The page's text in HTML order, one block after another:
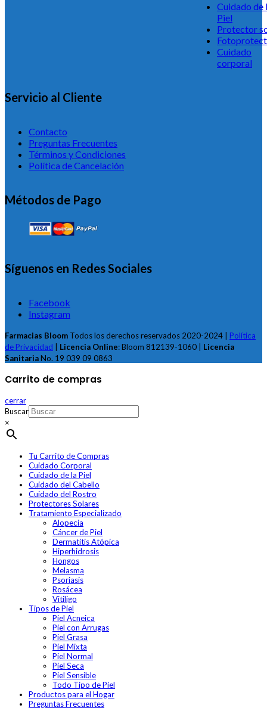
Cuidado de
Piel
Protector
Cuidado
corporal
Servicio al Cliente
Contacto
Preguntas Frecuentes
Términos y Condiciones
Política de Cancelación
Métodos de Pago
Síguenos en Redes Sociales
Facebook
Instagram
Farmacias Bloom Todos los derechos reservados 2020-2024 | Política
de Privacidad
Licencia Online: Bloom 812139-1060 | Licencia
SanitariaNo. 19 039 09 0863
Carrito de compras
cerrar
Buscar
×
Tu Carrito de Compras
Cuidado Corporal
Cuidado de la Piel
Cuidado del Cabello
Cuidado del Rostro
Protectores Solares
Tratamiento Especializado
Alopecia
Cáncer de Piel
Dermatitis Atópica
Hiperhidrosis
Hongos
Melasma
Psoriasis
Rosácea
Vitiligo
Tipos de Piel
Piel Acneica
Piel con Arrugas
Piel Grasa
Piel Mixta
Piel Normal
Piel Seca
Piel Sensible
Todo Tipo de Piel
Productos para el Hogar
Preguntas Frecuentes